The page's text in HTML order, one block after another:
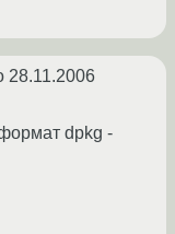
28.11.2006
dpkg -